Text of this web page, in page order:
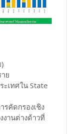
ย
เทศใน State
คัดกรองเชิง
งานต่างด้าวที่